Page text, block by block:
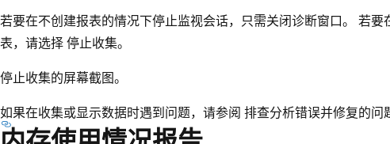
若要在不创建报表的情况下停止监视会话，只需关闭诊断窗口。 若
表，请选择 停止收集。
停止收集的屏幕截图。
如果在收集或显示数据时遇到问题，请参阅 排查分析错误并修复的问